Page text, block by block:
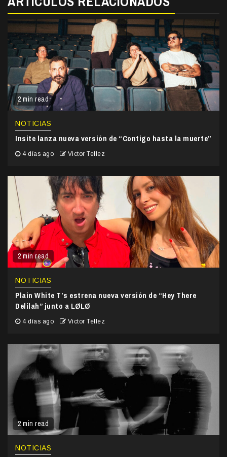
2 min read
NOTICIAS
Insite lanza nueva versión de “Contigo hasta la muerte”
4 días ago Victor Tellez
2 min read
NOTICIAS
Plain White T’s estrena nueva versión de “Hey There
Delilah” junto a LØLØ
4 días ago Victor Tellez
2 min read
NOTICIAS